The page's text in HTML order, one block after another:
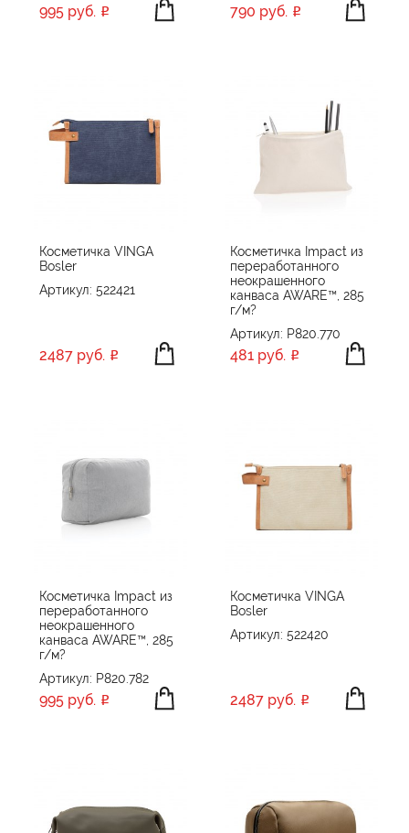
995 руб. 790 руб.
Косметичка VINGA
Bosler
Артикул: 522421
2487 руб.
Косметичка Impact из
переработанного
неокрашенного
канваса AWARE™, 285
г/м?
Артикул: P820.770
481 руб.
Косметичка Impact из
переработанного
неокрашенного
канваса AWARE™, 285
г/м?
Артикул: P820.782
995 руб.
Косметичка VINGA
Bosler
Артикул: 522420
2487 руб.